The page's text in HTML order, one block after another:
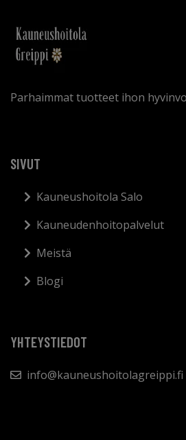
Parhaimmat tuotteet ihon
SIVUT
Kauneushoitola Salo
Kauneudenhoitopalvelut
Meistä
Blogi
YHTEYSTIEDOT
info@kauneushoitolagreippi.fi